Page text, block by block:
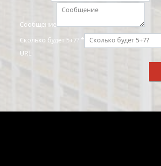
Сообщение
Сколько будет 5+7? *
URL